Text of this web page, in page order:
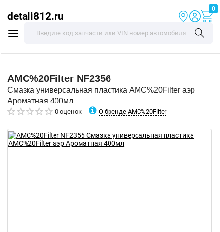
detali812.ru
0
AMC%20Filter NF2356
Смазка универсальная пластика AMC%20Filter аэр
Ароматная 400мл
0 оценок О бренде AMC%20Filter